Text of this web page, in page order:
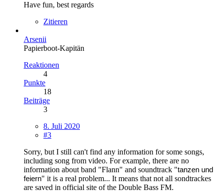
Have fun, best regards
Zitieren
Arsenii
Papierboot-Kapitän
Reaktionen
4
Punkte
18
Beiträge
3
8. Juli 2020
#3
Sorry, but I still can't find any information for some songs,
including song from video. For example, there are no
information about band "Flann" and soundtrack "tanzen und
feiern" it is a real problem... It means that not all sondtrackes
are saved in official site of the Double Bass FM.